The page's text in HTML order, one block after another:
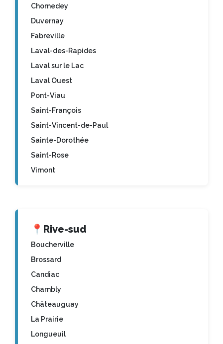
Chomedey
Duvernay
Fabreville
Laval-des-Rapides
Laval sur le Lac
Laval Ouest
Pont-Viau
Saint-François
Saint-Vincent-de-Paul
Sainte-Dorothée
Saint-Rose
Vimont
📍 Rive-sud
Boucherville
Brossard
Candiac
Chambly
Châteauguay
La Prairie
Longueuil